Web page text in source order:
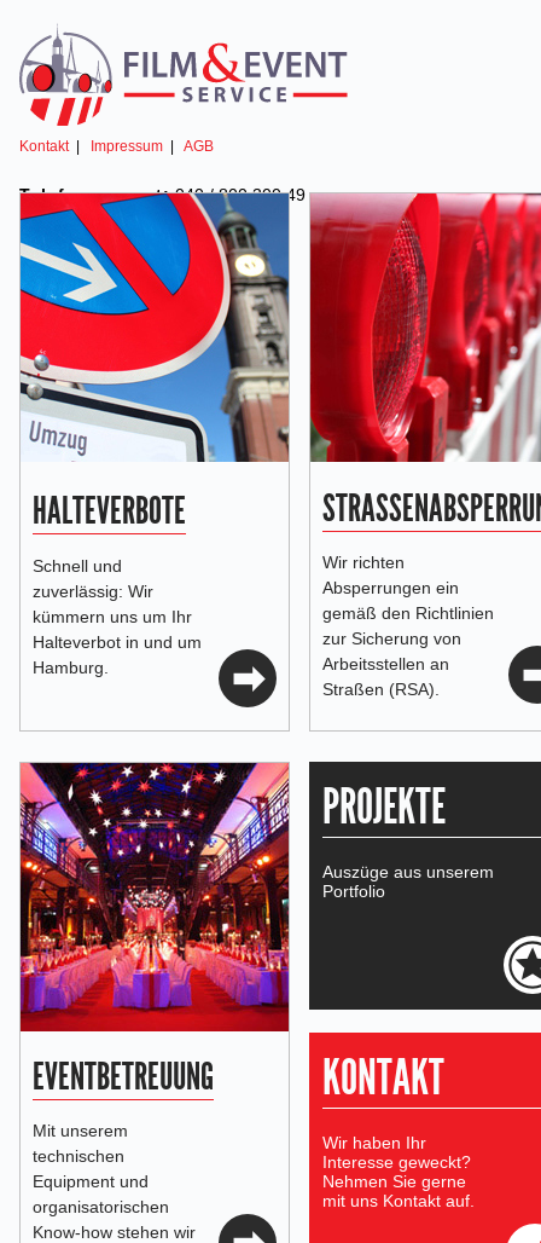
Kontakt| Impressum |AGB
Telefonsupport: 040 / 800 300 49
HALTEVERBOTE
Schnell und
zuverlässig: Wir
kümmern uns um Ihr
Halteverbot in und um
Hamburg.
Wir richten
Absperrungen ein
gemäß den Richtlinien
zur Sicherung von
Arbeitsstellen an
Straßen (RSA).
EVENTBETREUUNG
Mit unserem
technischen
Equipment und
organisatorischen
Know-how stehen wir
PROJEKTE
Auszüge aus unserem
Portfolio
KONTAKT
Wir haben Ihr
Interesse geweckt?
Nehmen Sie gerne
mit uns Kontakt auf.